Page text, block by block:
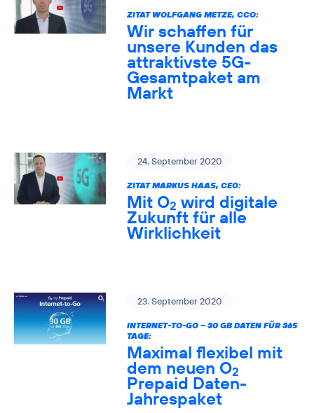
ZITAT WOLFGANG METZE, CCO:
Wir schaffen für
unsere Kunden das
attraktivste 5G-
Gesamtpaket am
Markt
24. September 2020
ZITAT MARKUS HAAS, CEO:
Mit O2 wird digitale
Zukunft für alle
Wirklichkeit
23. September 2020
INTERNET-TO-GO – 30 GB DATEN FÜR 365
TAGE:
Maximal flexibel mit
dem neuen O2
Prepaid Daten-
Jahrespaket